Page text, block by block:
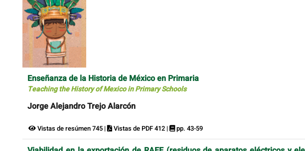
Enseñanza de la Historia de México en Primaria
Teaching the History of Mexico in Primary Schools
Jorge Alejandro Trejo Alarcón
Vistas de resúmen 745 | Vistas de PDF 412 | pp. 43-59